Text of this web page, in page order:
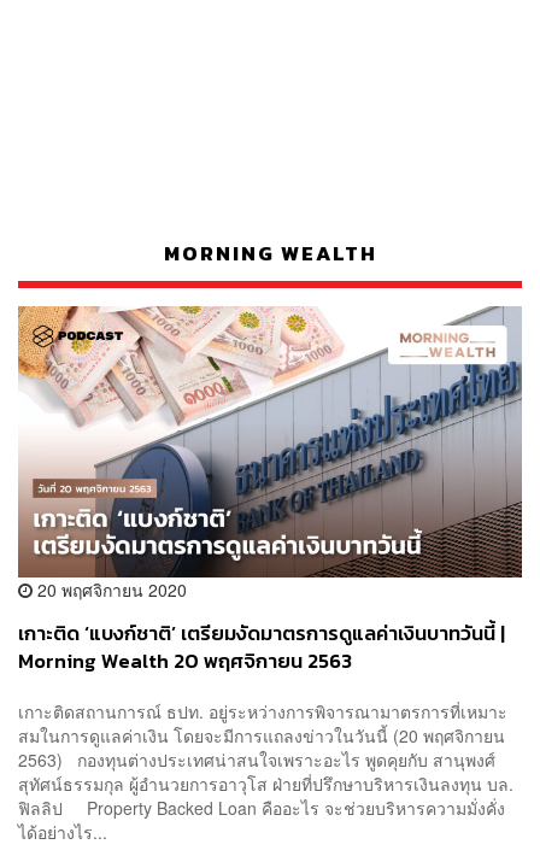
MORNING WEALTH
20 พฤศจิกายน 2020
เกาะติด ‘แบงก์ชาติ’ เตรียมงัดมาตรการดูแลค่าเงินบาทวันนี้ |
Morning Wealth 20 พฤศจิกายน 2563
เกาะติดสถานการณ์ ธปท. อยู่ระหว่างการพิจารณามาตรการที่เหมาะ
สมในการดูแลค่าเงิน โดยจะมีการแถลงข่าวในวันนี้ (20 พฤศจิกายน
2563) กองทุนต่างประเทศน่าสนใจเพราะอะไร พูดคุยกับ สานุพงศ์
สุทัศน์ธรรมกุล ผู้อำนวยการอาวุโส ฝ่ายที่ปรึกษาบริหารเงินลงทุน บล.
ฟิลลิป Property Backed Loan คืออะไร จะช่วยบริหารความมั่งคั่ง
ได้อย่างไร...